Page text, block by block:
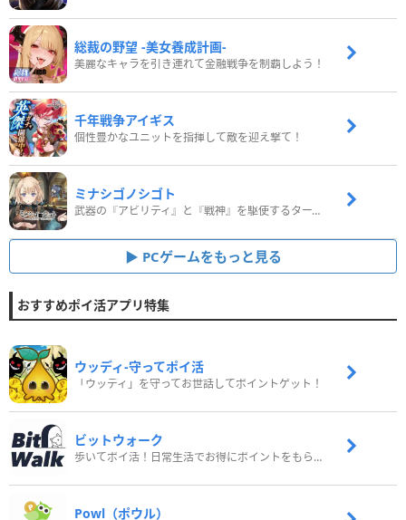
総裁の野望 -美女養成計画-
美麗なキャラを引き連れて金融戦争を制覇しよう！
千年戦争アイギス
個性豊かなユニットを指揮して敵を迎え撃て！
ミナシゴノシゴト
武器の『アビリティ』と『戦神』を駆使するターン制コマンドバトルRPG！
PCゲームをもっと見る
おすすめポイ活アプリ特集
ウッディ‐守ってポイ活
「ウッディ」を守ってお世話してポイントゲット！
ビットウォーク
歩いてポイ活！日常生活でお得にポイントをもらおう
Powl（ポウル）